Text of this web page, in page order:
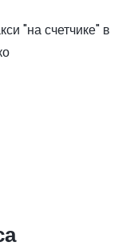
"на счетчике" в